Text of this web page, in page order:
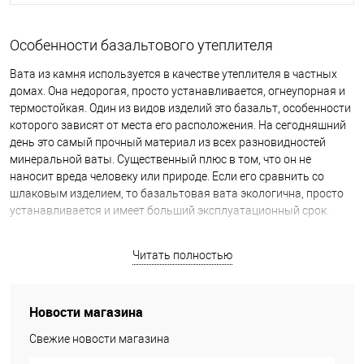
и в тоже время гарантирует качество и долговечность
Базальтовая вата в интернет-магазине OSPORT
Особенности базальтового утеплителя
Вата из камня используется в качестве утеплителя в частных
домах. Она недорогая, просто устанавливается, огнеупорная и
термостойкая. Один из видов изделий это базальт, особенности
которого зависят от места его расположения. На сегодняшний
день это самый прочный материал из всех разновидностей
минеральной ваты. Существенный плюс в том, что он не
наносит вреда человеку или природе. Если его сравнить со
шлаковым изделием, то базальтовая вата экологична, просто
устанавливается и имеет больший эксплуатационный срок.
Читать полностью
Новости магазина
Свежие новости магазина